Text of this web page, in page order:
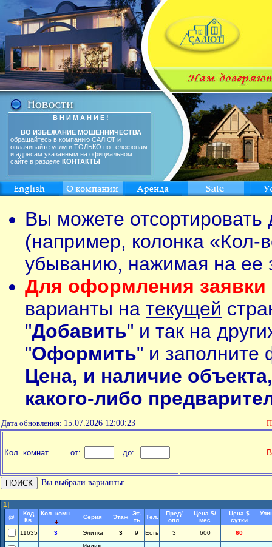
В Н И М А Н И Е !
ВО ИЗБЕЖАНИЕ МОШЕННИЧЕСТВА
обращайтесь в компанию САЛЮТ и
оплачивайте услуги ТОЛЬКО по телефонам
и адресам указанным на официальном
сайте в разделе КОНТАКТЫ
Вы можете
(например, колонка «Кол-
убыванию, нажимая на ее
Для оформления заявки
варианты на текущей
"Добавить" и так на
"Оформить" и заполните
Цена, и наличие
какого-либо
Дата обновления: 15.07.2026 12:00:23
Кол. комнат от: до:
Вы выбрали варианты:
[1]
@
Код
Кв.
Кол. комн.
Серия Этаж
Эт-
ть
Тел.
Пред/
опл.
Цена $/
мес
Цена $
сутки
11635 3 Элитка 3 9 Есть 3 600 60